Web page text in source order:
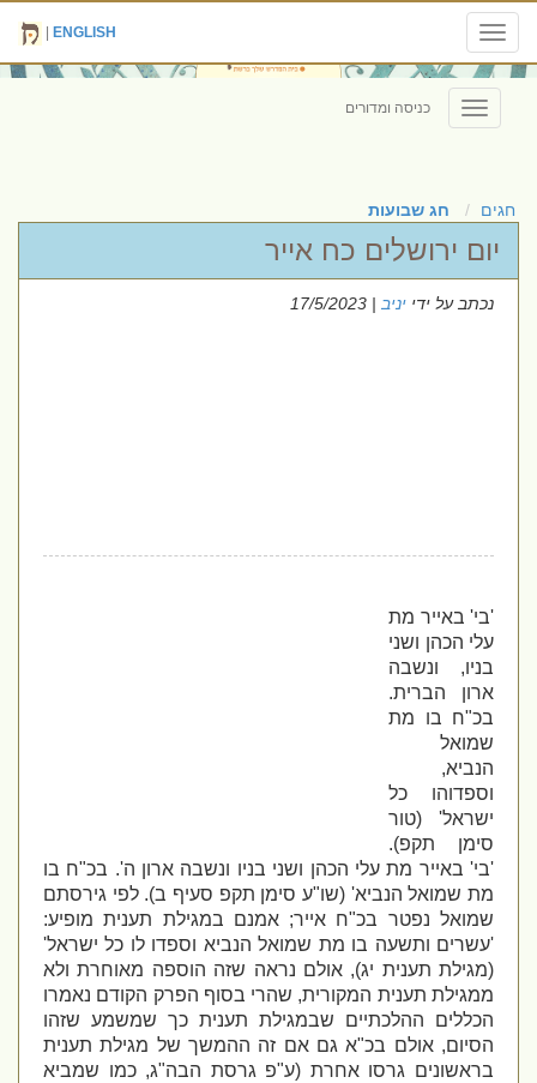
Toggle
navigation
ENGLISH
Toggle
navigation
כניסה ומדורים
חגים חג שבועות
יום ירושלים כח אייר
נכתב על ידי יניב | 17/5/2023
'בי' באייר מת
עלי הכהן ושני
בניו, ונשבה
ארון הברית.
בכ"ח בו מת
שמואל
הנביא,
וספדוהו כל
ישראל' (טור
סימן תקפ).
'בי' באייר מת עלי הכהן ושני בניו ונשבה ארון ה'. בכ"ח בו
מת שמואל הנביא' (שו"ע סימן תקפ סעיף ב).לפי גירסתם
שמואל נפטר בכ"ח אייר; אמנם במגילת תענית מופיע:
'עשרים ותשעה בו מת שמואל הנביא וספדו לו כל ישראל'
(מגילת תענית יג), אולם נראה שזה הוספה מאוחרת ולא
ממגילת תענית המקורית, שהרי בסוף הפרק הקודם נאמרו
הכללים ההלכתיים שבמגילת תענית כך שמשמע שזהו
הסיום, אולם בכ"א גם אם זה ההמשך של מגילת תענית
בראשונים גרסו אחרת (ע"פ גרסת הבה"ג, כמו שמביא